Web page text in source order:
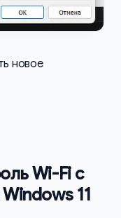
новое
Wi-Fi с
11